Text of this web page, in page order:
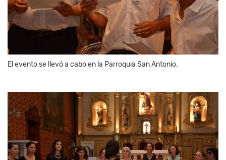
El evento se llevó a cabo en la Parroquia San Antonio.